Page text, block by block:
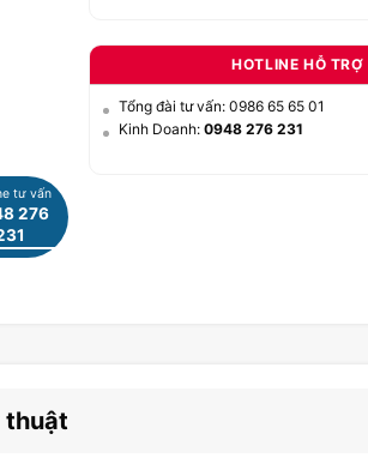
tư vấn
276
HOTLINE HỖ TRỢ
Tổng đài tư vấn: 0986 65 65 01
Kinh Doanh: 0948 276 231
thuật